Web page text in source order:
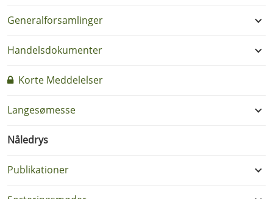
Generalforsamlinger
Handelsdokumenter
Korte Meddelelser
Langesømesse
Nåledrys
Publikationer